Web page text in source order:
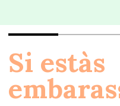
Si estàs